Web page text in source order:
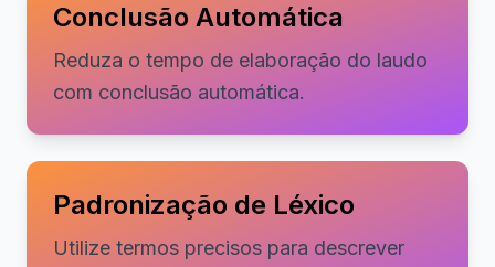
Conclusão Automática
Reduza o tempo de elaboração do laudo
com conclusão automática.
Padronização de Léxico
Utilize termos precisos para descrever